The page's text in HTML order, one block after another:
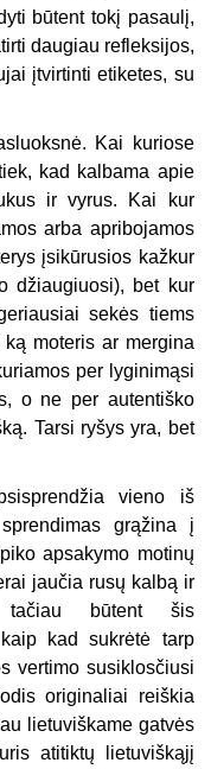
būtent tokį pasaulį,
daugiau refleksijos,
įtvirtinti etiketes, su
Kai kuriose
kad kalbama apie
ir vyrus. Kai kur
arba apribojamos
įsikūrusios kažkur
džiaugiuosi), bet kur
sekės tiems
moteris ar mergina
per lyginimąsi
o ne per autentiško
Tarsi ryšys yra, bet
vieno iš
grąžina į
apsakymo motinų
jaučia rusų kalbą ir
tačiau būtent šis
kad sukrėtė tarp
vertimo susiklosčiusi
originaliai reiškia
lietuviškame gatvės
atitiktų lietuviškąjį